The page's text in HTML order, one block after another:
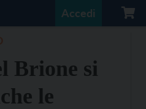
Accedi
Brione si
le